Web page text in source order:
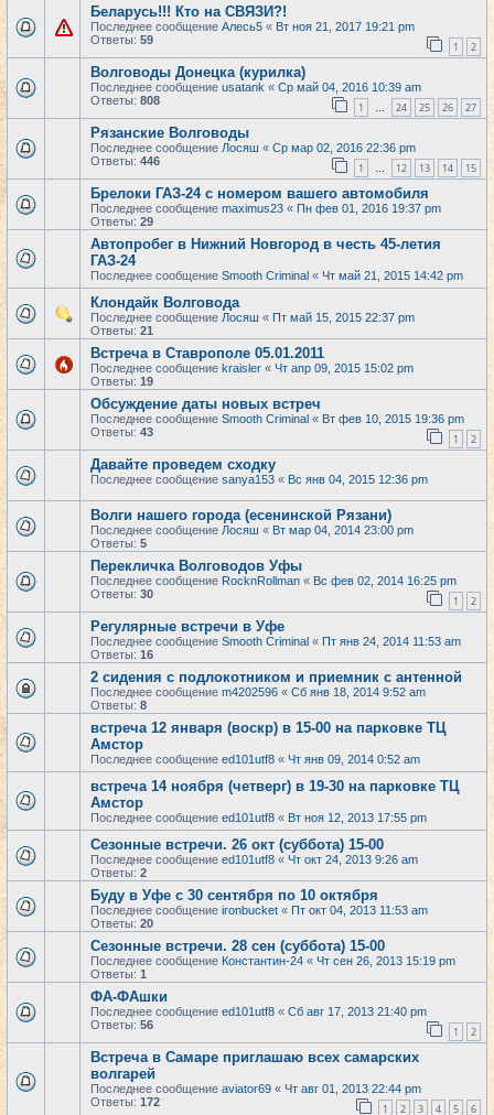
Беларусь!!! Кто на СВЯЗИ?!
Последнее сообщение Алесь5 « Вт ноя 21, 2017 19:21 pm
Ответы: 59 1 2
Волговоды Донецка (курилка)
Последнее сообщение usatank « Ср май 04, 2016 10:39 am
Ответы: 808 1 … 24 25 26 27
Рязанские Волговоды
Последнее сообщение Лосяш « Ср мар 02, 2016 22:36 pm
Ответы: 446 1 … 12 13 14 15
Брелоки ГАЗ-24 с номером вашего автомобиля
Последнее сообщение maximus23 « Пн фев 01, 2016 19:37 pm
Ответы: 29
Автопробег в Нижний Новгород в честь 45-летия
ГАЗ-24
Последнее сообщение Smooth Criminal « Чт май 21, 2015 14:42 pm
Клондайк Волговода
Последнее сообщение Лосяш « Пт май 15, 2015 22:37 pm
Ответы: 21
Встреча в Ставрополе 05.01.2011
Последнее сообщение kraisler « Чт апр 09, 2015 15:02 pm
Ответы: 19
Обсуждение даты новых встреч
Последнее сообщение Smooth Criminal « Вт фев 10, 2015 19:36 pm
Ответы: 43 1 2
Давайте проведем сходку
Последнее сообщение sanya153 « Вс янв 04, 2015 12:36 pm
Волги нашего города (есенинской Рязани)
Последнее сообщение Лосяш « Вт мар 04, 2014 23:00 pm
Ответы: 5
Перекличка Волговодов Уфы
Последнее сообщение RocknRollman « Вс фев 02, 2014 16:25 pm
Ответы: 30 1 2
Регулярные встречи в Уфе
Последнее сообщение Smooth Criminal « Пт янв 24, 2014 11:53 am
Ответы: 16
2 сидения с подлокотником и приемник с антенной
Последнее сообщение m4202596 « Сб янв 18, 2014 9:52 am
Ответы: 8
встреча 12 января (воскр) в 15-00 на парковке ТЦ
Амстор
Последнее сообщение ed101utf8 « Чт янв 09, 2014 0:52 am
встреча 14 ноября (четверг) в 19-30 на парковке ТЦ
Амстор
Последнее сообщение ed101utf8 « Вт ноя 12, 2013 17:55 pm
Сезонные встречи. 26 окт (суббота) 15-00
Последнее сообщение ed101utf8 « Чт окт 24, 2013 9:26 am
Ответы: 2
Буду в Уфе с 30 сентября по 10 октября
Последнее сообщение ironbucket « Пт окт 04, 2013 11:53 am
Ответы: 20
Сезонные встречи. 28 сен (суббота) 15-00
Последнее сообщение Константин-24 « Чт сен 26, 2013 15:19 pm
Ответы: 1
ФА-ФАшки
Последнее сообщение ed101utf8 « Сб авг 17, 2013 21:40 pm
Ответы: 56 1 2
Встреча в Самаре приглашаю всех самарских
волгарей
Последнее сообщение aviator69 « Чт авг 01, 2013 22:44 pm
Ответы: 172 1 2 3 4 5 6